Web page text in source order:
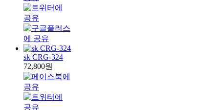
sk CRG-324
72,800원